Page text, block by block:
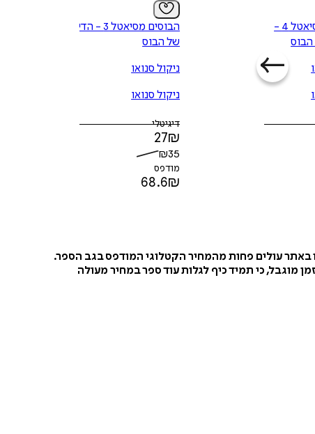
הבוסים מסיאטל 4 -
הבוסים מסיאטל 3 - הדייט
של הבוס
ניקול סנואו
ניקול סנואו
דיגיטלי
27₪
₪35
מודפס
68.6₪
באתר עולים פחות מהמחיר הקטלוגי המודפס בגב הספר.
מוגבל, כי תמיד כיף לגלות עוד ספר במחיר מעולה